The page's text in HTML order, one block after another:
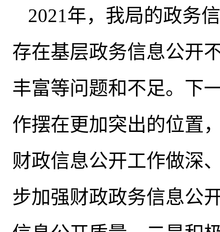
2021年， 我局的政务
存在基层政务信息公开
丰富等问题和不足。 下
作摆在更加突出的位置
财政信息公开工作做深
步加强财政政务信息公